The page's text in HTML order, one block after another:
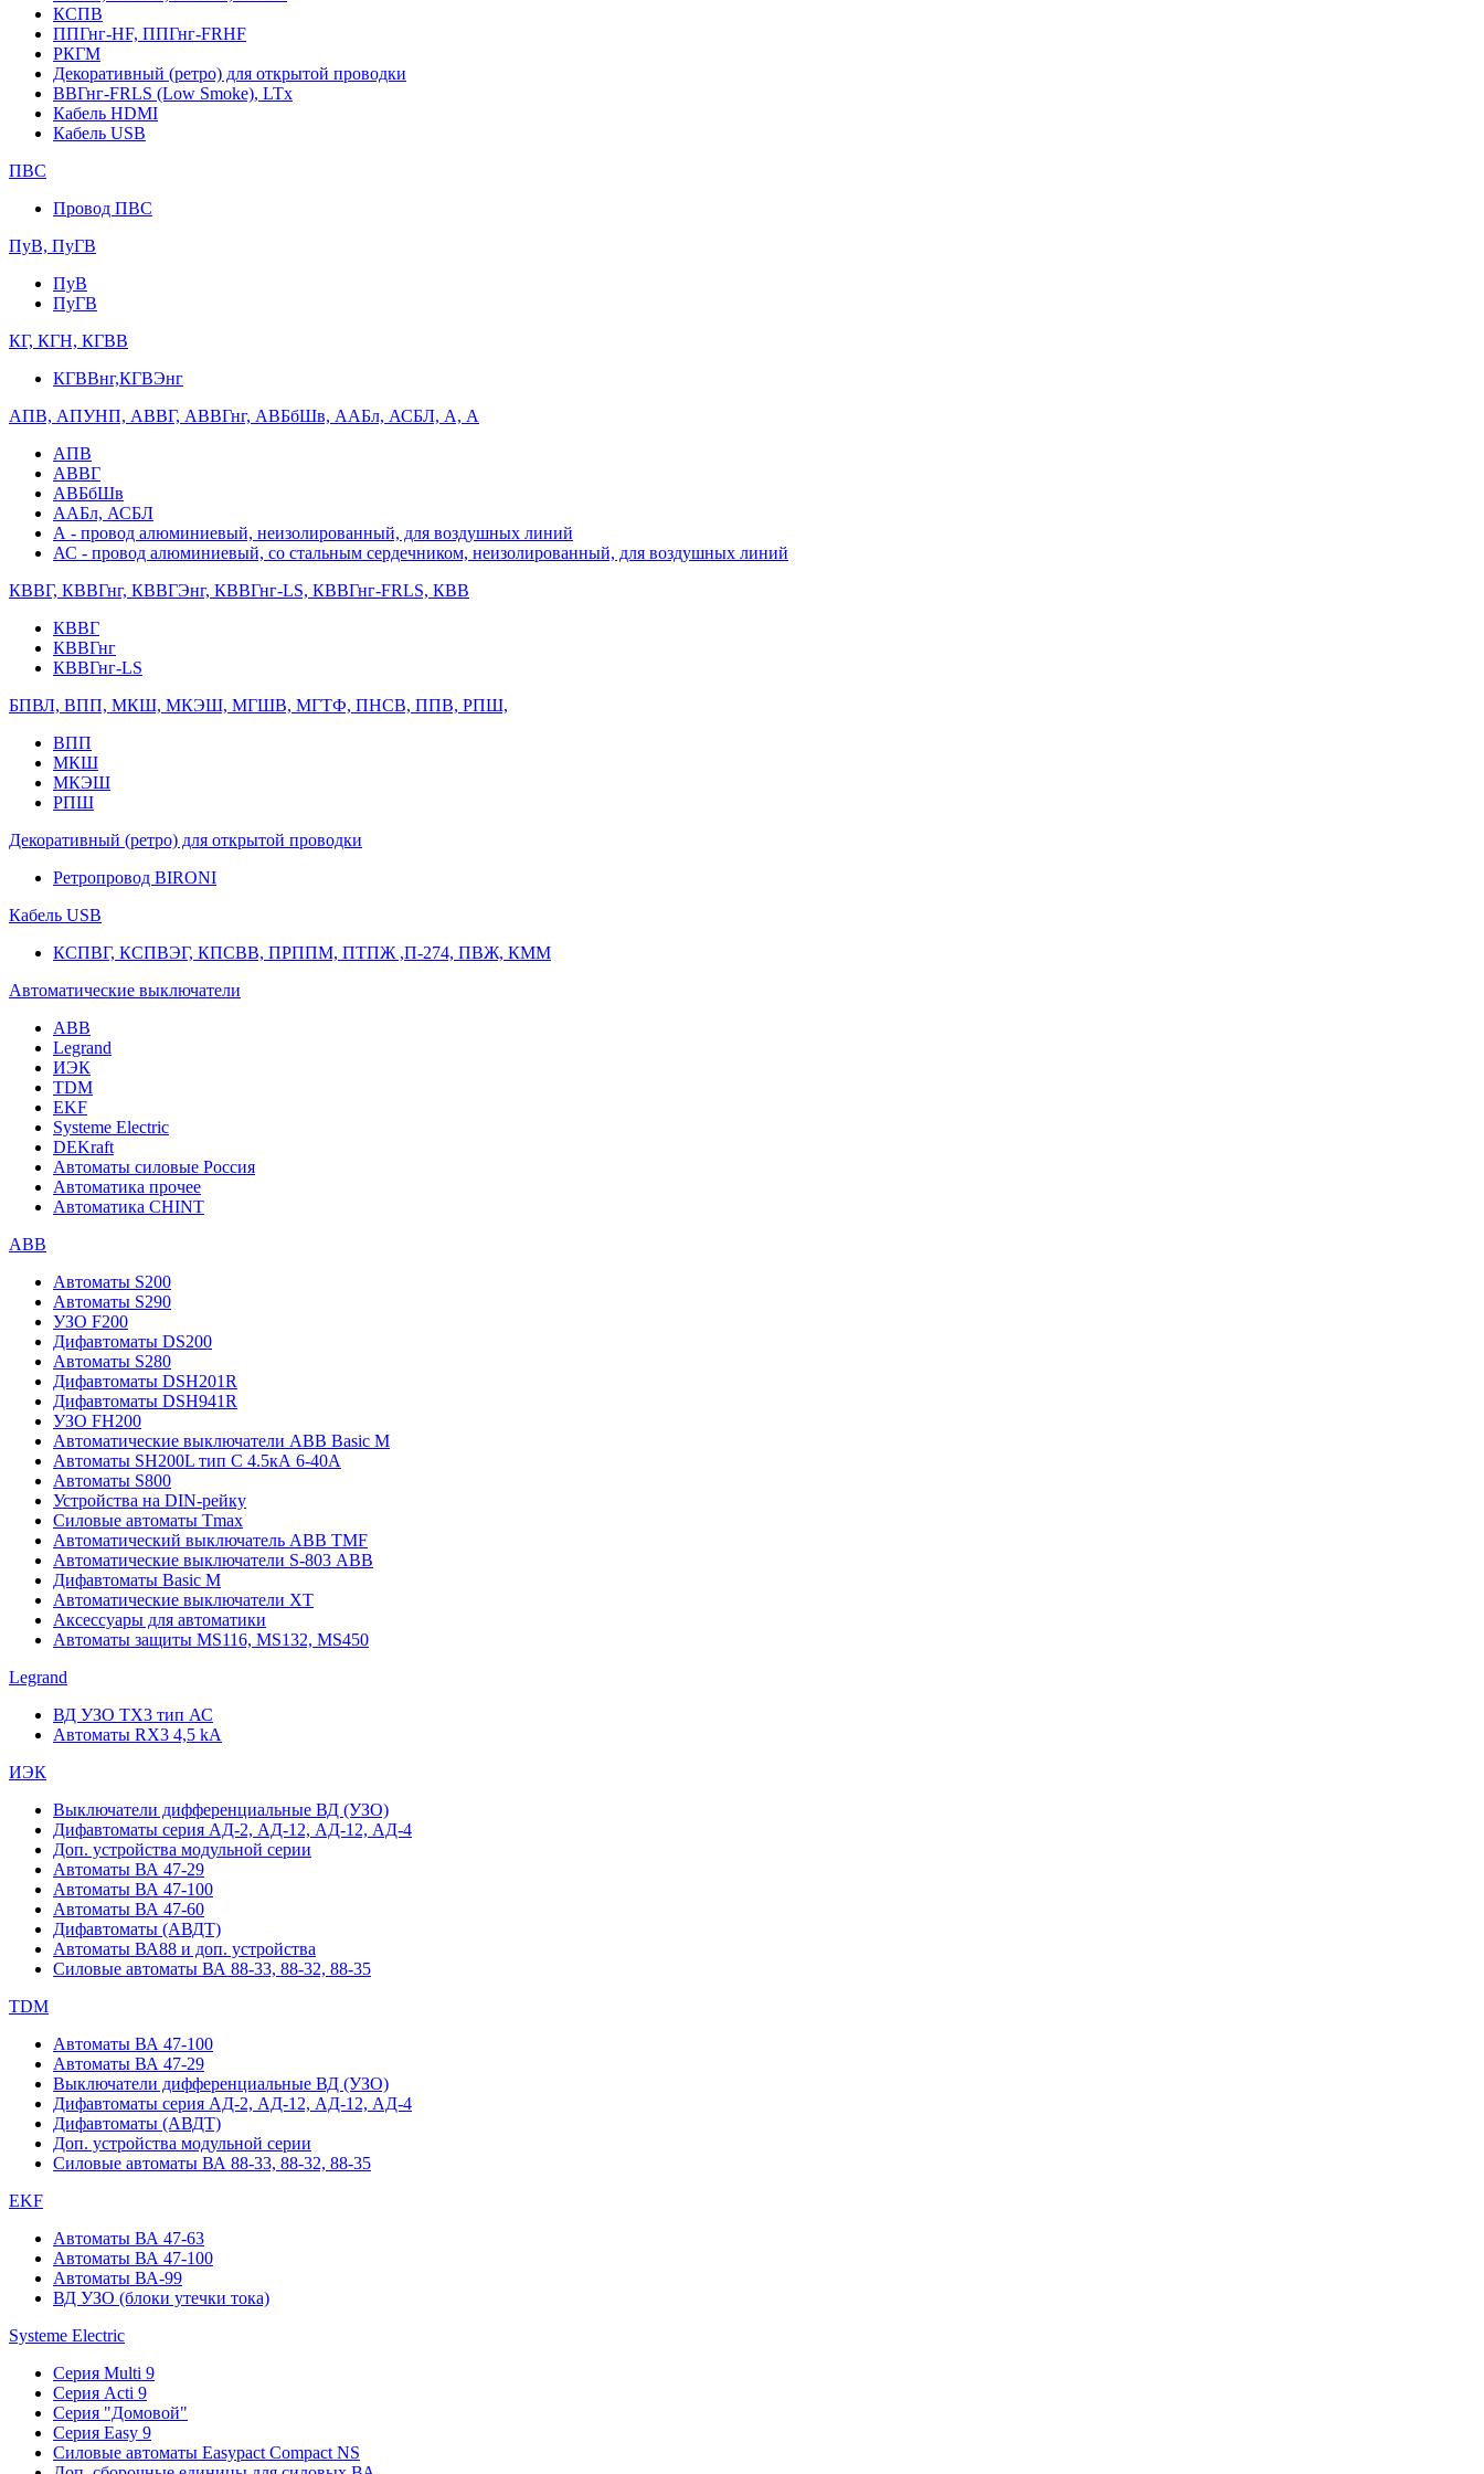
КСПВ
ППГнг-HF, ППГнг-FRHF
РКГМ
Декоративный (ретро) для открытой проводки
ВВГнг-FRLS (Low Smoke), LTx
Кабель HDMI
Кабель USB
ПВС
Провод ПВС
ПуВ, ПуГВ
ПуВ
ПуГВ
КГ, КГН, КГВВ
КГВВнг,КГВЭнг
АПВ, АПУНП, АВВГ, АВВГнг, АВБбШв, ААБл, АСБЛ, А, А
АПВ
АВВГ
АВБбШв
ААБл, АСБЛ
А - провод алюминиевый, неизолированный, для воздушных линий
АС - провод алюминиевый, со стальным сердечником, неизолированный, для воздушных линий
КВВГ, КВВГнг, КВВГЭнг, КВВГнг-LS, КВВГнг-FRLS, КВВ
КВВГ
КВВГнг
КВВГнг-LS
БПВЛ, ВПП, МКШ, МКЭШ, МГШВ, МГТФ, ПНСВ, ППВ, РПШ,
ВПП
МКШ
МКЭШ
РПШ
Декоративный (ретро) для открытой проводки
Ретропровод BIRONI
Кабель USB
КСПВГ, КСПВЭГ, КПСВВ, ПРППМ, ПТПЖ ,П-274, ПВЖ, КММ
Автоматические выключатели
ABB
Legrand
ИЭК
TDM
EKF
Systeme Electric
DEKraft
Автоматы силовые Россия
Автоматика прочее
Автоматика CHINT
ABB
Автоматы S200
Автоматы S290
УЗО F200
Дифавтоматы DS200
Автоматы S280
Дифавтоматы DSH201R
Дифавтоматы DSH941R
УЗО FH200
Автоматические выключатели ABB Basic M
Автоматы SH200L тип С 4.5кА 6-40А
Автоматы S800
Устройства на DIN-рейку
Силовые автоматы Tmax
Автоматический выключатель ABB TMF
Автоматические выключатели S-803 АВВ
Дифавтоматы Basic M
Автоматические выключатели XT
Аксессуары для автоматики
Автоматы защиты MS116, MS132, MS450
Legrand
ВД УЗО TX3 тип АС
Автоматы RX3 4,5 kA
ИЭК
Выключатели дифференциальные ВД (УЗО)
Дифавтоматы серия АД-2, АД-12, АД-12, АД-4
Доп. устройства модульной серии
Автоматы ВА 47-29
Автоматы ВА 47-100
Автоматы ВА 47-60
Дифавтоматы (АВДТ)
Автоматы ВА88 и доп. устройства
Силовые автоматы ВА 88-33, 88-32, 88-35
TDM
Автоматы ВА 47-100
Автоматы ВА 47-29
Выключатели дифференциальные ВД (УЗО)
Дифавтоматы серия АД-2, АД-12, АД-12, АД-4
Дифавтоматы (АВДТ)
Доп. устройства модульной серии
Силовые автоматы ВА 88-33, 88-32, 88-35
EKF
Автоматы ВА 47-63
Автоматы ВА 47-100
Автоматы ВА-99
ВД УЗО (блоки утечки тока)
Systeme Electric
Серия Multi 9
Серия Acti 9
Серия "Домовой"
Серия Easy 9
Силовые автоматы Easypact Compact NS